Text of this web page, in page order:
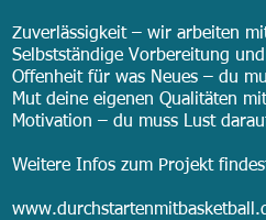
Zuverlässigkeit – wir arbeiten
Selbstständige Vorbereitung
Offenheit für was Neues – du
Mut deine eigenen Qualitäten
Motivation – du muss Lust
Weitere Infos zum Projekt